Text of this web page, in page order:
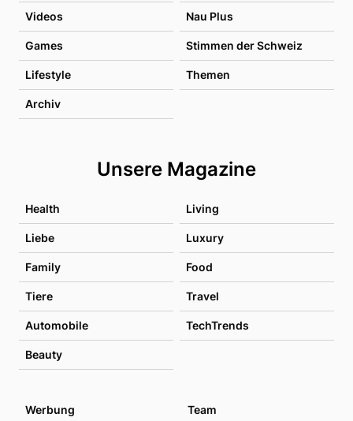
Videos Nau Plus
Games Stimmen der Schweiz
Lifestyle Themen
Archiv
Unsere Magazine
Health Living
Liebe Luxury
Family Food
Tiere Travel
Automobile TechTrends
Beauty
Werbung Team